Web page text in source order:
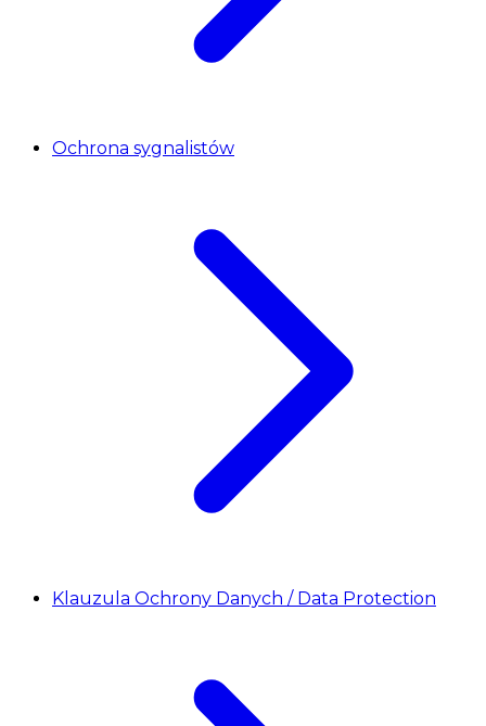
Ochrona sygnalistów
Klauzula Ochrony Danych / Data Protection